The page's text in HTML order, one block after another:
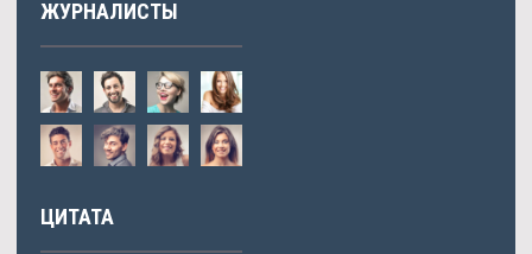
ЖУРНАЛИСТЫ
ЦИТАТА